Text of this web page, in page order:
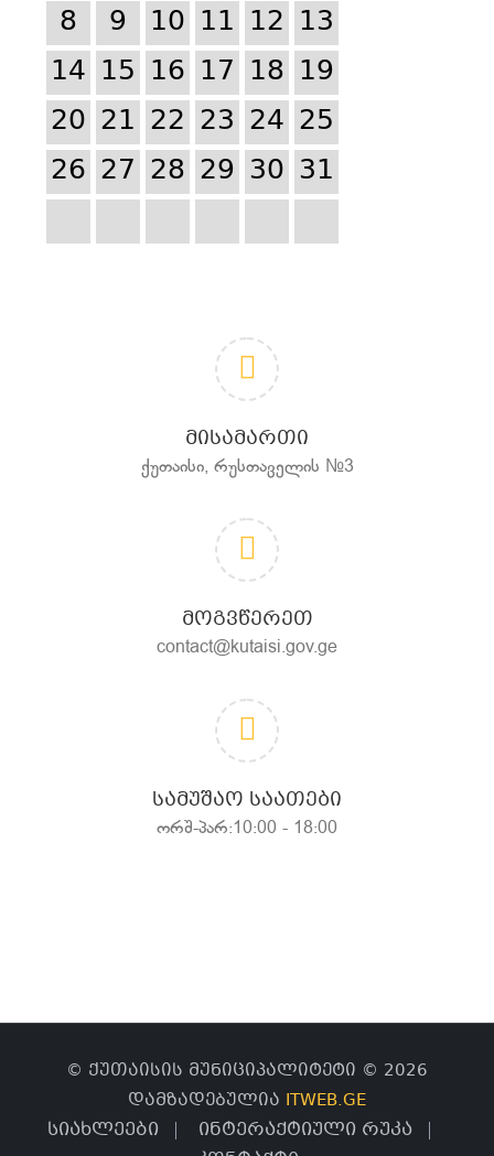
8
9 10 11 12 13
14 15 16 17 18 19
20 21 22 23 24 25
26 27 28 29 30 31
ᲛᲘᲡᲐᲛᲐᲠᲗᲘ
ქუთაისი, რუსთაველის №3
ᲛᲝᲒᲕᲬᲔᲠᲔᲗ
contact@kutaisi.gov.ge
ᲡᲐᲛᲣᲨᲐᲝ ᲡᲐᲐᲗᲔᲑᲘ
ორშ-პარ:10:00 - 18:00
© ქუთაისის მუნიციპალიტეტი © 2026
დამზადებულია ITWEB.GE
სიახლეები
ინტერაქტიული რუკა